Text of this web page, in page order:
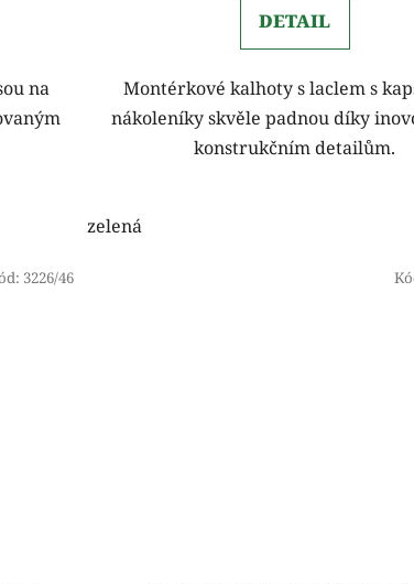
na
DETAIL
Montérkové kalhoty s laclem s
nákoleníky skvěle padnou díky
konstrukčním detailům.
zelená
3226/46